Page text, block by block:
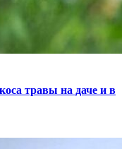
травы на даче и в